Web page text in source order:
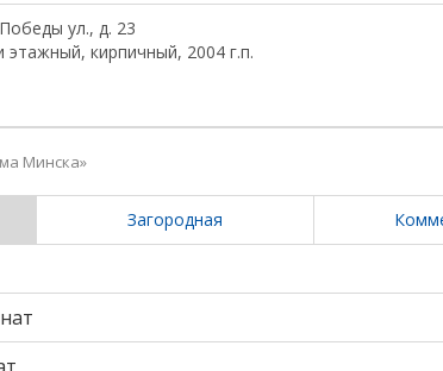
ул., д. 23
кирпичный, 2004 г.п.
Минска»
Загородная